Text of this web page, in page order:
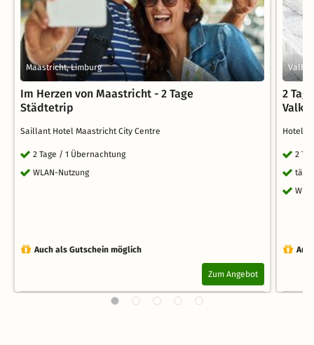
Maastricht, Limburg
Im Herzen von Maastricht - 2 Tage
Städtetrip
Saillant Hotel Maastricht City Centre
2 Tage / 1 Übernachtung
WLAN-Nutzung
Auch als Gutschein möglich
Zum Angebot
2
Hotel
2